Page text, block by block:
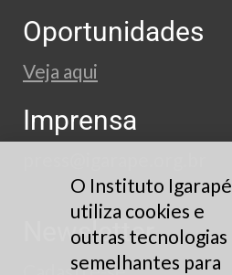
Oportunidades
Veja aqui
Imprensa
Newsletter
O Instituto Igarapé
utiliza cookies e
outras tecnologias
semelhantes para